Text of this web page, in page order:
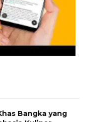
Bangka yang